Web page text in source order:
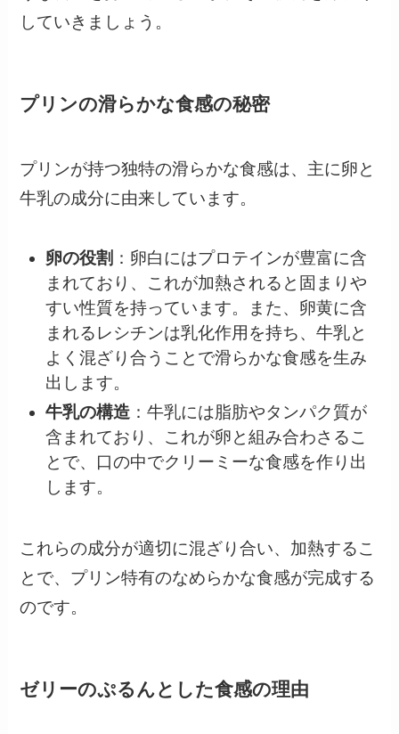
していきましょう。
プリンの滑らかな食感の秘密
プリンが持つ独特の滑らかな食感は、主に卵と
牛乳の成分に由来しています。
卵の役割 ：卵白にはプロテインが豊富に含
まれており、これが加熱されると固まりや
すい性質を持っています。また、卵黄に含
まれるレシチンは乳化作用を持ち、牛乳と
よく混ざり合うことで滑らかな食感を生み
出します。
牛乳の構造：牛乳には脂肪やタンパク質が
含まれており、これが卵と組み合わさるこ
とで、口の中でクリーミーな食感を作り出
します。
これらの成分が適切に混ざり合い、加熱するこ
とで、プリン特有のなめらかな食感が完成する
のです。
ゼリーのぷるんとした食感の理由